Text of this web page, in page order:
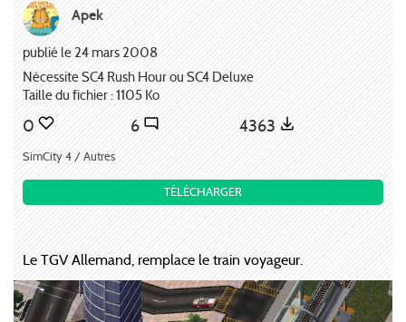
Apek
publié le 24 mars 2008
Nécessite SC4 Rush Hour ou SC4 Deluxe
Taille du fichier : 1105 Ko
0 6 4363
SimCity 4 / Autres
TÉLÉCHARGER
Le TGV Allemand, remplace le train voyageur.